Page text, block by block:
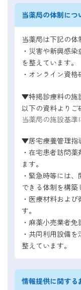
当薬局の体制につ
当薬局は下記の体
・災害や新興感
を整えています。
・オンライン資
▼特掲診療料の施
以下の資料よりご
当薬局の施設基準
▼居宅療養管理指
・在宅患者訪問
ます。
・緊急時等には
できる体制を構築
・医療材料およ
す。
・麻薬小売業者免
・共同利用設備
整えています。
情報提供に関する